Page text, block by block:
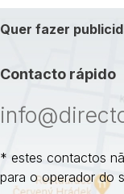
Quer fazer
Contacto rápido
* estes contactos
para o operador do